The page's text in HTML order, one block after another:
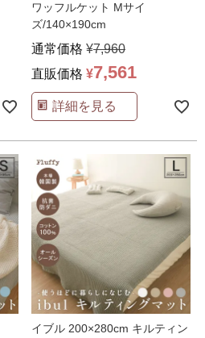
ワッフルケット Mサイ
ズ/140×190cm
通常価格 ¥7,960
直販価格 ¥7,561
詳細を見る
イブル 200×280cm キルティン